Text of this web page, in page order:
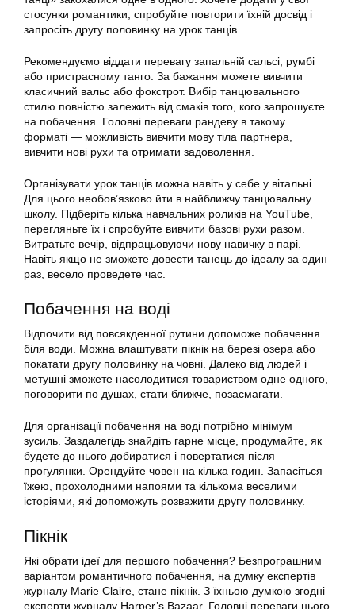
стосунки романтики, спробуйте повторити їхній досвід і
запросіть другу половинку на урок танців.
Рекомендуємо віддати перевагу запальній сальсі, румбі
або пристрасному танго. За бажання можете вивчити
класичний вальс або фокстрот. Вибір танцювального
стилю повністю залежить від смаків того, кого запрошуєте
на побачення. Головні переваги рандеву в такому
форматі — можливість вивчити мову тіла партнера,
вивчити нові рухи та отримати задоволення.
Організувати урок танців можна навіть у себе у вітальні.
Для цього необов’язково йти в найближчу танцювальну
школу. Підберіть кілька навчальних роликів на YouTube,
перегляньте їх і спробуйте вивчити базові рухи разом.
Витратьте вечір, відпрацьовуючи нову навичку в парі.
Навіть якщо не зможете довести танець до ідеалу за один
раз, весело проведете час.
Побачення на воді
Відпочити від повсякденної рутини допоможе побачення
біля води. Можна влаштувати пікнік на березі озера або
покатати другу половинку на човні. Далеко від людей і
метушні зможете насолодитися товариством одне одного,
поговорити по душах, стати ближче, позасмагати.
Для організації побачення на воді потрібно мінімум
зусиль. Заздалегідь знайдіть гарне місце, продумайте, як
будете до нього добиратися і повертатися після
прогулянки. Орендуйте човен на кілька годин. Запасіться
їжею, прохолодними напоями та кількома веселими
історіями, які допоможуть розважити другу половинку.
Пікнік
Які обрати ідеї для першого побачення? Безпрограшним
варіантом романтичного побачення, на думку експертів
журналу Marie Claire, стане пікнік. З їхньою думкою згодні
експерти журналу Harper’s Bazaar. Головні переваги цього